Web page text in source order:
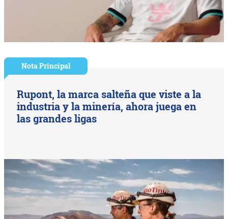
Nota Principal
Rupont, la marca salteña que viste a la
industria y la minería, ahora juega en
las grandes ligas